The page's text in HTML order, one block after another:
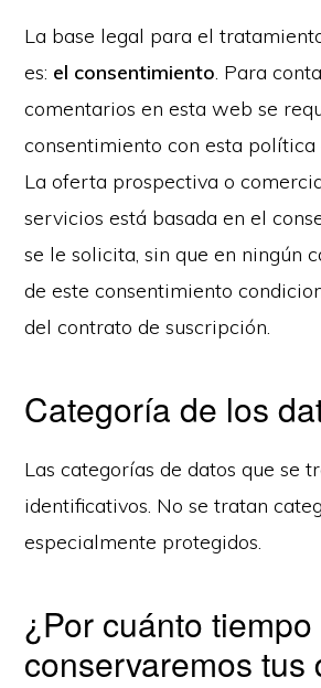
La base legal para el
es: el consentimiento . Para
comentarios en esta web se
consentimiento con esta política
La oferta prospectiva o
servicios está basada en el
se le solicita, sin que en ningún
de este consentimiento
del contrato de suscripción.
Categoría de los
Las categorías de datos que se
identificativos. No se tratan
especialmente protegidos.
¿Por cuánto tiempo
conservaremos tus